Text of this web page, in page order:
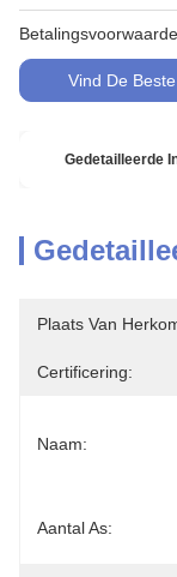
Vind De
Gedetailleerde
Plaats Van
Certificering:
Naam:
Aantal As: